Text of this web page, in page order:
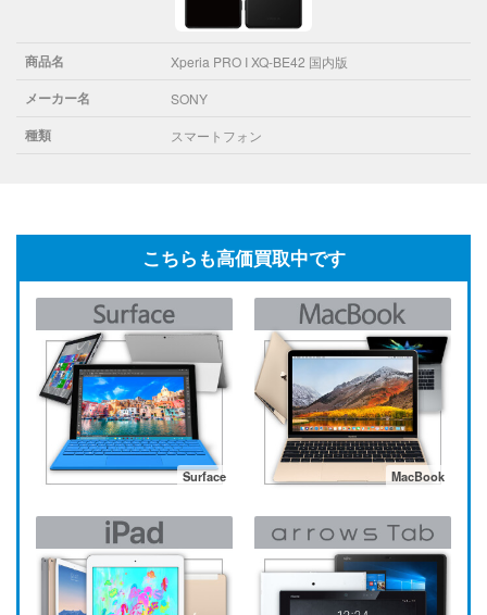
商品名 Xperia PRO I XQ-BE42 国内版
メーカー名 SONY
種類 スマートフォン
こちらも高価買取中です
Surface MacBook